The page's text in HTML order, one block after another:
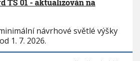
TS 01 - aktualizován na
návrhové světlé výšky
1. 7. 2026.